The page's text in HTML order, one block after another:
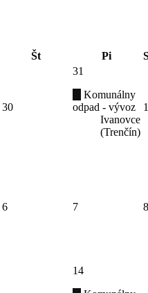
Št Pi
30
31
Komunálny
odpad - vývoz
Ivanovce
(Trenčín)
1
6 7 8
14